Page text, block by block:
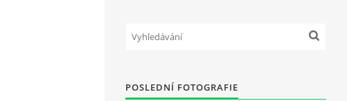
POSLEDNÍ FOTOGRAFIE